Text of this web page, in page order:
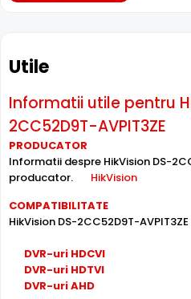
Camera HikVision DS-
audio, la care puteti conecta
supravegherea audio de la
telefonul mobil.
Utile
Informatii utile pentru
2CC52D9T-AVPIT3ZE
PRODUCATOR
Informatii despre HikVision DS-
producator.
HikVision
COMPATIBILITATE
HikVision DS-2CC52D9T-
DVR-uri HDCVI
DVR-uri HDTVI
DVR-uri AHD